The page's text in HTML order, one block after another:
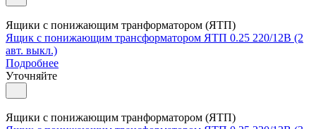
Ящики с понижающим транформатором (ЯТП)
Ящик с понижающим трансформатором ЯТП 0.25 220/12В (2
авт. выкл.)
Подробнее
Уточняйте
Ящики с понижающим транформатором (ЯТП)